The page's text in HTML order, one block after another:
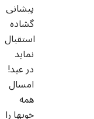
پیشانی
گشاده
استقبال
نماید
!در عید
امسال
همه
خوبها را